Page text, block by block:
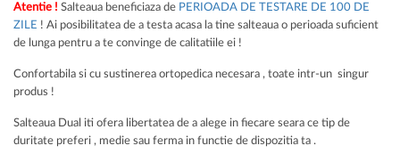
Atentie ! Salteaua beneficiaza de PERIOADA DE TESTARE DE 100 DE
ZILE ! Ai posibilitatea de a testa acasa la tine salteaua o perioada suficient
de lunga pentru a te convinge de calitatiile ei !
Confortabila si cu sustinerea ortopedica necesara , toate intr-un singur
produs !
Salteaua Dual iti ofera libertatea de a alege in fiecare seara ce tip de
duritate preferi , medie sau ferma in functie de dispozitia ta .